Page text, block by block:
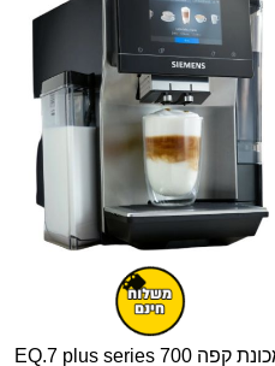
מכונת קפה EQ.7 plus series 700